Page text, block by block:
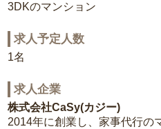
3DKのマンション
求人予定人数
1名
求人企業
株式会社CaSy(カジー)
2014年に創業し、家事代行の